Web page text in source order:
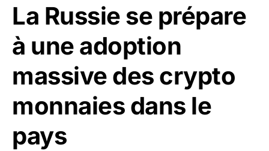
La Russie se prépare
à une adoption
massive des crypto
monnaies dans le
pays